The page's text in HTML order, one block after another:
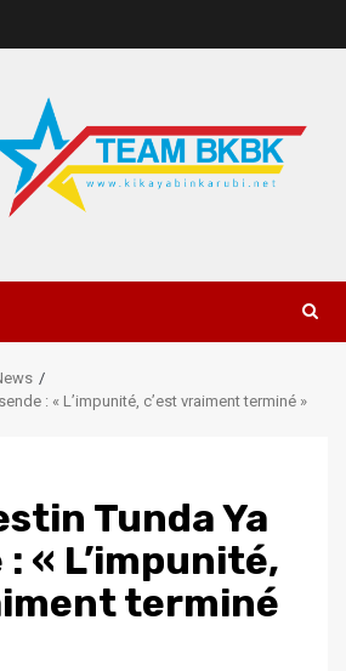
: « L’impunité, c’est vraiment terminé »
Tunda Ya
« L’impunité,
terminé